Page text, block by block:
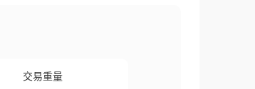
交易重量